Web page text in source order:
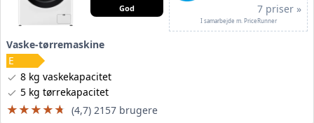
God 7 priser »
I samarbejde m. PriceRunner
Vaske-tørremaskine
8 kg vaskekapacitet
5 kg tørrekapacitet
★★★★★
★★★★★ (4,7) 2157 brugere